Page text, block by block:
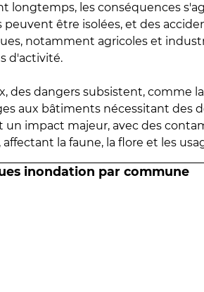
longtemps, les conséquences
peuvent être isolées, et des
notamment agricoles et
d'activité.
des dangers subsistent, comme
aux bâtiments nécessitant des
un impact majeur, avec des
la faune, la flore et les
inondation par commune